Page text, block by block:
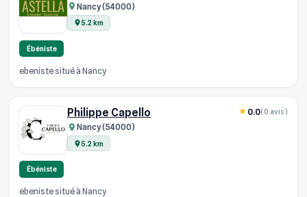
Nancy (54000)
5.2 km
Ébéniste
ebeniste situé à Nancy
Philippe Capello
Nancy (54000)
5.2 km
0.0(0 avis)
Ébéniste
ebeniste situé à Nancy